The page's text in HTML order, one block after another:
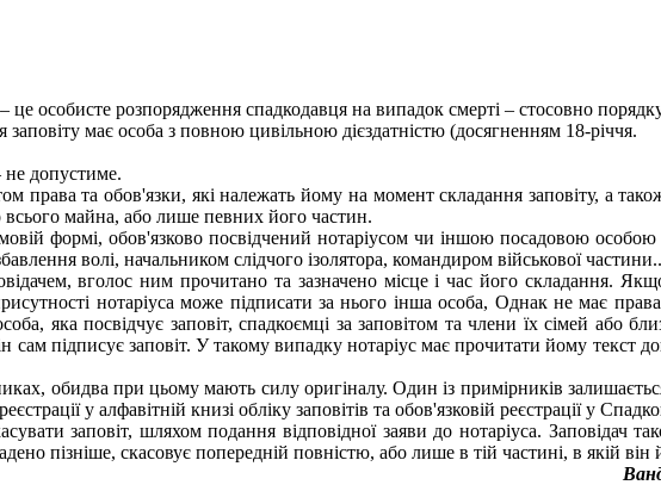
це особисте розпорядження спадкодавця на випадок смерті – стосовно
має особа з повною цивільною дієздатністю (досягненням 18-річчя.
не допустиме.
права та обов'язки, які належать йому на момент складання заповіту, а
майна, або лише певних його частин.
формі, обов'язково посвідчений нотаріусом чи іншою посадовою
волі, начальником слідчого ізолятора, командиром військової
вголос ним прочитано та зазначено місце і час його складання.
нотаріуса може підписати за нього інша особа, Однак не має
яка посвідчує заповіт, спадкоємці за заповітом та члени їх сімей або
підписує заповіт. У такому випадку нотаріус має прочитати йому текст
обидва при цьому мають силу оригіналу. Один із примірників
у алфавітній книзі обліку заповітів та обов'язковій реєстрації у
заповіт, шляхом подання відповідної заяви до нотаріуса. Заповідач
пізніше, скасовує попередній повністю, або лише в тій частині, в якій він